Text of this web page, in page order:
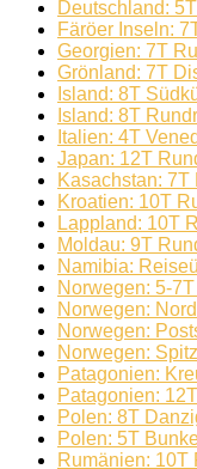
Deutschland:
Färöer Inseln:
Georgien: 7T
Grönland: 7T
Island: 8T
Island: 8T
Italien: 4T
Japan: 12T
Kasachstan: 7T
Kroatien: 10T
Lappland: 10T
Moldau: 9T
Namibia:
Norwegen: 5-
Norwegen:
Norwegen:
Norwegen:
Patagonien:
Patagonien:
Polen: 8T
Polen: 5T
Rumänien: 10T